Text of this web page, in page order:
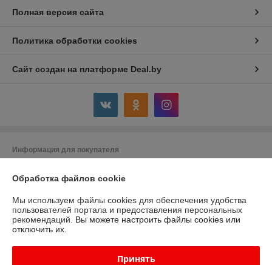
Полная версия сайта
Политика обработки cookies
Сайт создан на платформе Deal.by
Информация для покупателя
231800, РБ, Гродненская область, г.Слоним ул. Ершова 56\1
Регистрационный номер ЕГР: 591759030
УНП: 591759030
Дата регистрации компании: 15.07.2024
Обработка файлов cookie
Мы используем файлы cookies для обеспечения удобства
пользователей портала и предоставления персональных
рекомендаций. Вы можете настроить файлы cookies или
отключить их.
Принять